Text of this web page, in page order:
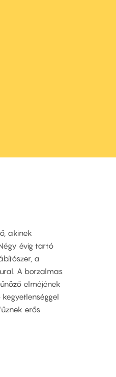
akinek
évig tartó
a
A borzalmas
elméjének
erős